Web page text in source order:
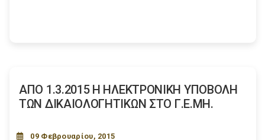
ΑΠΟ 1.3.2015 Η ΗΛΕΚΤΡΟΝΙΚΗ ΥΠΟΒΟΛΗ
ΤΩΝ ΔΙΚΑΙΟΛΟΓΗΤΙΚΩΝ ΣΤΟ Γ.Ε.ΜΗ.
09 Φεβρουαρίου, 2015